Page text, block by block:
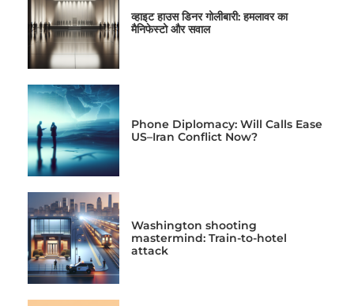
व्हाइट हाउस डिनर गोलीबारी: हमलावर का
मैनिफेस्टो और सवाल
Phone Diplomacy: Will Calls Ease
US–Iran Conflict Now?
Washington shooting
mastermind: Train-to-hotel
attack